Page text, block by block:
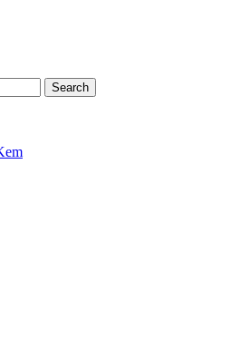
Search